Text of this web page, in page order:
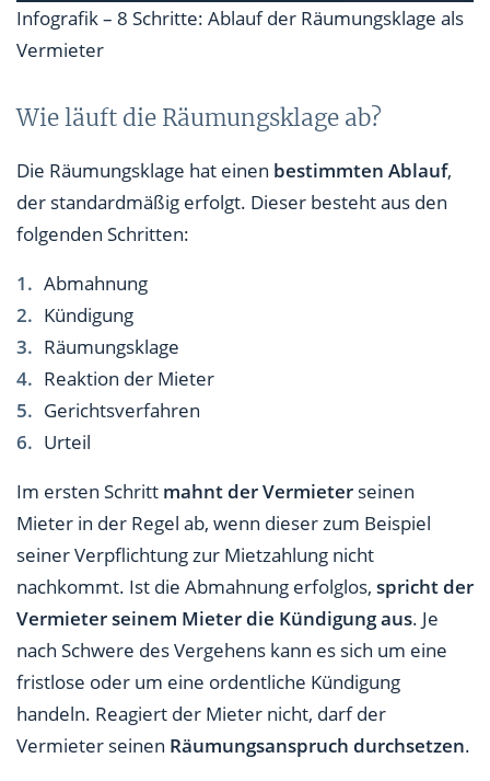
Infografik – 8 Schritte: Ablauf der Räumungsklage als
Vermieter
Wie läuft die Räumungsklage ab?
Die Räumungsklage hat einen bestimmten Ablauf,
der standardmäßig erfolgt. Dieser besteht aus den
folgenden Schritten:
Abmahnung
Kündigung
Räumungsklage
Reaktion der Mieter
Gerichtsverfahren
Urteil
Im ersten Schritt mahnt der Vermieter seinen
Mieter in der Regel ab, wenn dieser zum Beispiel
seiner Verpflichtung zur Mietzahlung nicht
nachkommt. Ist die Abmahnung erfolglos, spricht der
Vermieter seinem Mieter die Kündigung aus. Je
nach Schwere des Vergehens kann es sich um eine
fristlose oder um eine ordentliche Kündigung
handeln. Reagiert der Mieter nicht, darf der
Vermieter seinen Räumungsanspruch durchsetzen.